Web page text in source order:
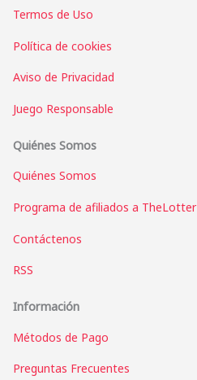
Termos de Uso
Política de cookies
Aviso de Privacidad
Juego Responsable
Quiénes Somos
Quiénes Somos
Programa de afiliados a TheLotter
Contáctenos
RSS
Información
Métodos de Pago
Preguntas Frecuentes